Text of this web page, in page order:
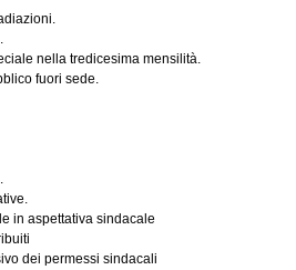
nella tredicesima mensilità.
fuori sede.
in aspettativa sindacale
dei permessi sindacali